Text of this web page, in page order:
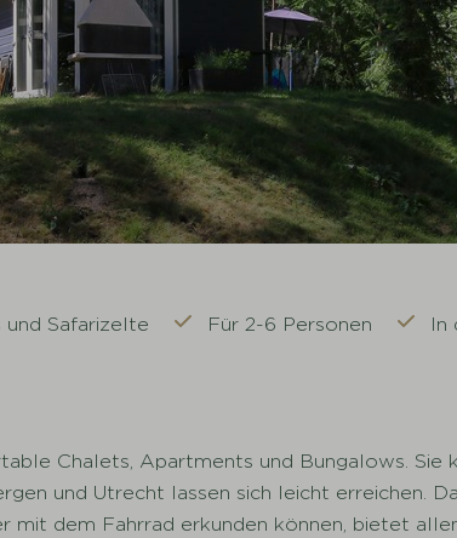
und Safarizelte Für 2-6 Personen In
Chalets, Apartments und Bungalows. Sie
und Utrecht lassen sich leicht erreichen.
mit dem Fahrrad erkunden können, bietet